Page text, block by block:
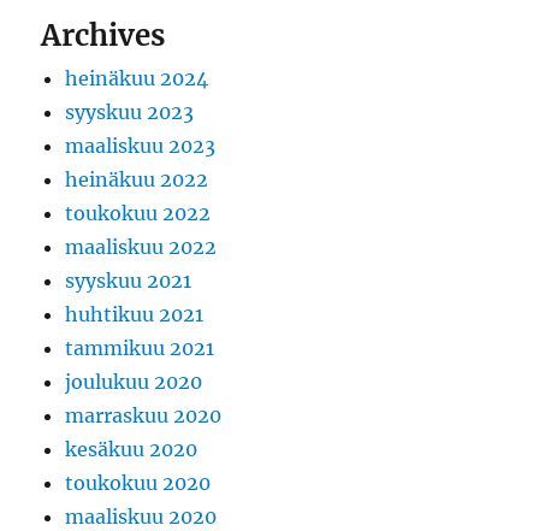
Archives
heinäkuu 2024
syyskuu 2023
maaliskuu 2023
heinäkuu 2022
toukokuu 2022
maaliskuu 2022
syyskuu 2021
huhtikuu 2021
tammikuu 2021
joulukuu 2020
marraskuu 2020
kesäkuu 2020
toukokuu 2020
maaliskuu 2020